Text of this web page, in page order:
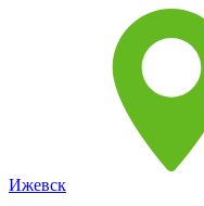
Ижевск